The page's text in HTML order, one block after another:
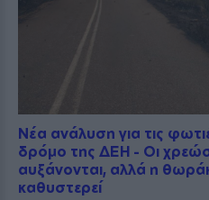
Νέα ανάλυση για τις
δρόμο της ΔΕΗ - Οι
αυξάνονται, αλλά η
καθυστερεί